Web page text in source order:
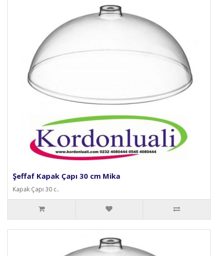
Şeffaf Kapak Çapı 30 cm Mika
Kapak Çapı 30 c..